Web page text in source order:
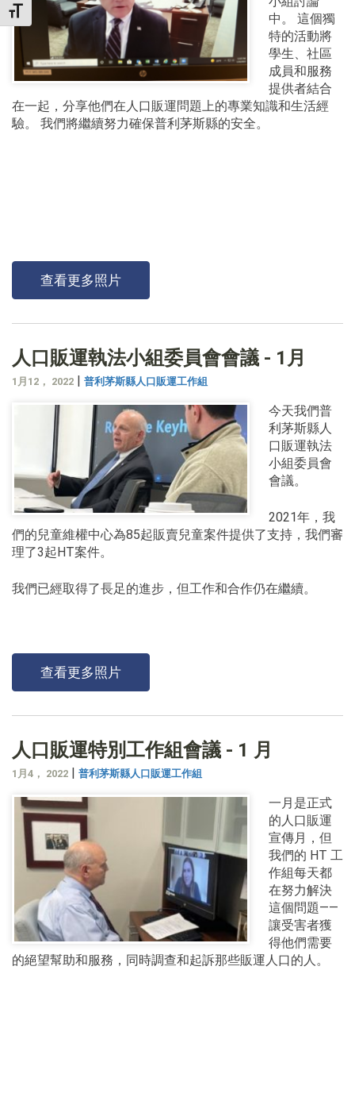
TOGGLE FONT SIZE
中。 這個獨
特的活動將
學生、社區
成員和服務
提供者結合
在一起，分享他們在人口販運問題上的專業知識和生活經
驗。 我們將繼續努力確保普利茅斯縣的安全。
查看更多照片
人口販運執法小組委員會會議 - 1月
1月12， 2022 | 普利茅斯縣人口販運工作組
今天我們普
利茅斯縣人
口販運執法
小組委員會
會議。
2021年，我
們的兒童維權中心為85起販賣兒童案件提供了支持，我們審
理了3起HT案件。
我們已經取得了長足的進步，但工作和合作仍在繼續。
查看更多照片
人口販運特別工作組會議 - 1 月
1月4， 2022 | 普利茅斯縣人口販運工作組
一月是正式
的人口販運
宣傳月，但
我們的 HT 工
作組每天都
在努力解決
這個問題——
讓受害者獲
得他們需要
的絕望幫助和服務，同時調查和起訴那些販運人口的人。